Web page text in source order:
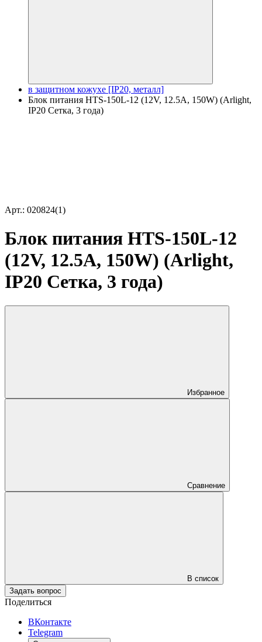
в защитном кожухе [IP20, металл]
Блок питания HTS-150L-12 (12V, 12.5A, 150W) (Arlight,
IP20 Сетка, 3 года)
Арт.: 020824(1)
Блок питания HTS-150L-12
(12V, 12.5A, 150W) (Arlight,
IP20 Сетка, 3 года)
Избранное
Сравнение
В список
Задать вопрос
Поделиться
ВКонтакте
Telegram